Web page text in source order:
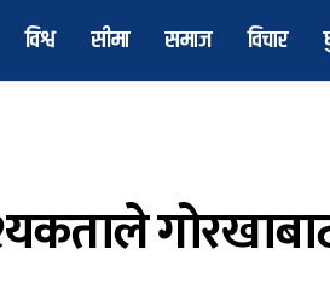
विश्व सीमा समाज विचार
गोरखाबाट